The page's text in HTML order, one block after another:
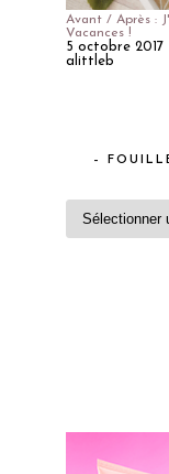
Avant / Après :
Vacances !
5 octobre 2017
alittleb
–